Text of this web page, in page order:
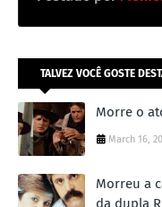
TALVEZ VOCÊ GOSTE
Morre o
March 16,
Morreu a
da dupla